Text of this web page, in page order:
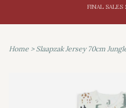
FINAL
Home > Slaapzak Jersey 70cm